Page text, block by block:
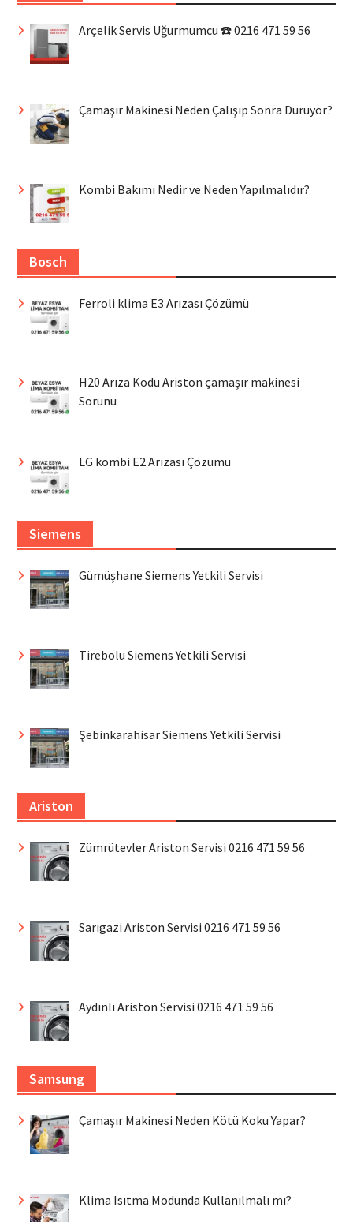
Arçelik Servis Uğurmumcu ☎️ 0216 471 59 56
Çamaşır Makinesi Neden Çalışıp Sonra Duruyor?
Kombi Bakımı Nedir ve Neden Yapılmalıdır?
Bosch
Ferroli klima E3 Arızası Çözümü
H20 Arıza Kodu Ariston çamaşır makinesi
Sorunu
LG kombi E2 Arızası Çözümü
Siemens
Gümüşhane Siemens Yetkili Servisi
Tirebolu Siemens Yetkili Servisi
Şebinkarahisar Siemens Yetkili Servisi
Ariston
Zümrütevler Ariston Servisi 0216 471 59 56
Sarıgazi Ariston Servisi 0216 471 59 56
Aydınlı Ariston Servisi 0216 471 59 56
Samsung
Çamaşır Makinesi Neden Kötü Koku Yapar?
Klima Isıtma Modunda Kullanılmalı mı?